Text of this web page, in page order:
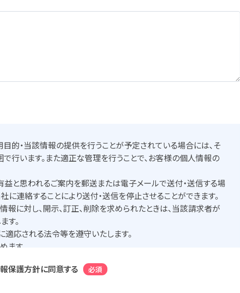
的・当該情報の提供を行うことが予定されている場合には、そ
行います。また適正な管理を行うことで、お客様の個人情報の
と思われるご案内を郵送または電子メールで送付・送信する場
に連絡することにより送付・送信を停止させることができます。
に対し、開示、訂正、削除を求められたときは、当該請求者が
す。
応される法令等を遵守いたします。
す。
保護方針に同意する
必須